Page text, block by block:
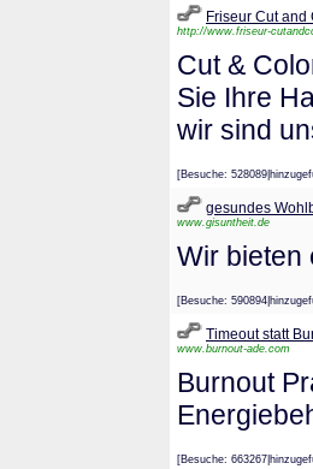
Friseur Cut and
http://www.friseur-
Cut &
Sie Ihre
wir sind
[Besuche:
gesundes
www.gisuntheit.de
Wir bieten
[Besuche:
Timeout statt
www.burnout-ade.com
Burnout
[Besuche: